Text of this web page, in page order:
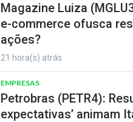
Magazine Luiza
e-commerce ofusca
ações?
21 hora(s) atrás
EMPRESAS
Petrobras (PETR4):
expectativas’ animam